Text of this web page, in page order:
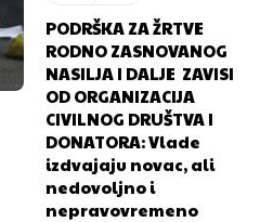
PODRŠKA ZA ŽRTVE
RODNO ZASNOVANOG
NASILJA I DALJE ZAVISI
OD ORGANIZACIJA
CIVILNOG DRUŠTVA I
DONATORA: Vlade
izdvajaju novac, ali
nedovoljno i
nepravovremeno